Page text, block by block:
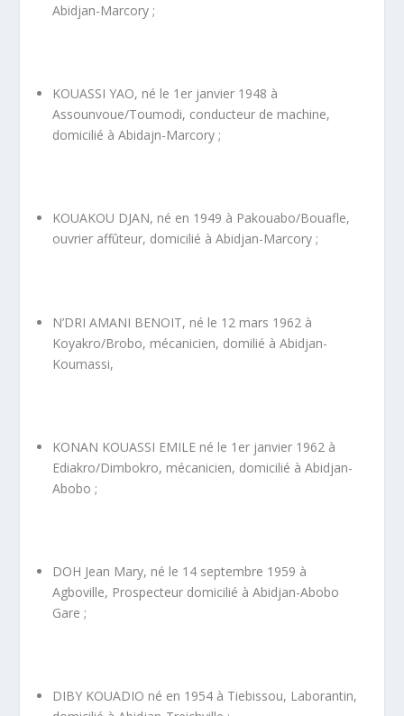
Abidjan-Marcory ;
KOUASSI YAO, né le 1 er janvier 1948 à
Assounvoue/Toumodi, conducteur de machine,
domicilié à Abidajn-Marcory ;
KOUAKOU DJAN, né en 1949 à Pakouabo/Bouafle,
ouvrier affûteur, domicilié à Abidjan-Marcory ;
N’DRI AMANI BENOIT, né le 12 mars 1962 à
Koyakro/Brobo, mécanicien, domilié à Abidjan-
Koumassi,
KONAN KOUASSI EMILE né le 1 er janvier 1962 à
Ediakro/Dimbokro, mécanicien, domicilié à Abidjan-
Abobo ;
DOH Jean Mary, né le 14 septembre 1959 à
Agboville, Prospecteur domicilié à Abidjan-Abobo
Gare ;
DIBY KOUADIO né en 1954 à Tiebissou, Laborantin,